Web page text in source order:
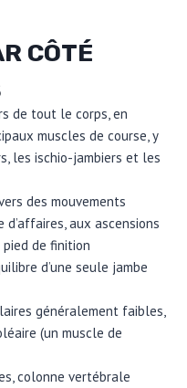
CÔTÉ
de tout le corps, en
muscles de course, y
les ischio-jambiers et les
des mouvements
aux ascensions
de finition
d’une seule jambe
généralement faibles,
(un muscle de
colonne vertébrale